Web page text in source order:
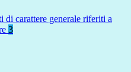
di carattere generale riferiti a
3